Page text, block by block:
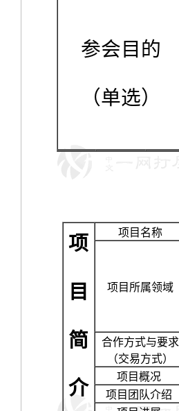
参会目的
（单选）
项
目
简
介
项目名称
项目所属领域
合作方式与要求
（交易方式）
项目概况
项目团队介绍